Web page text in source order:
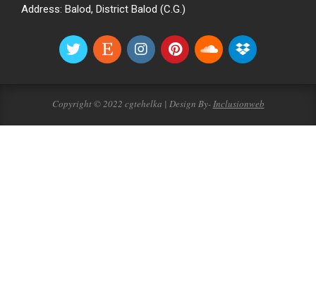
Address: Balod, District Balod (C.G.)
Copyright © 2022 cgtehelka | Design By-Inclusionweb